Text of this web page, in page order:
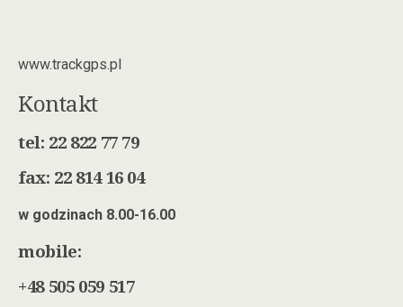
www.trackgps.pl
Kontakt
tel: 22 822 77 79
fax: 22 814 16 04
w godzinach 8.00-16.00
mobile:
+48 505 059 517